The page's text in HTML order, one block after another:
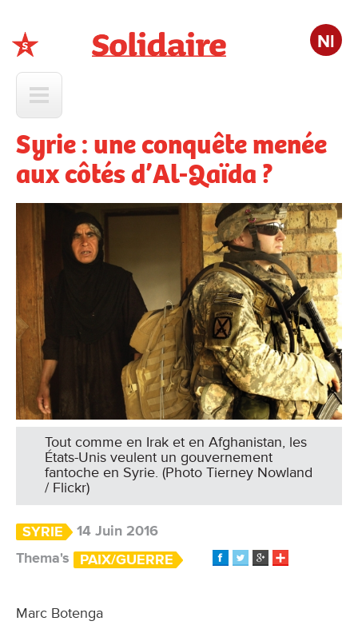
Nl
Syrie : une conquête menée
aux côtés d’Al-Qaïda ?
Tout comme en Irak et en Afghanistan, les
États-Unis veulent un gouvernement
fantoche en Syrie. (Photo Tierney Nowland
/ Flickr)
SYRIE
14 Juin 2016
Thema's
PAIX/GUERRE
​Marc Botenga